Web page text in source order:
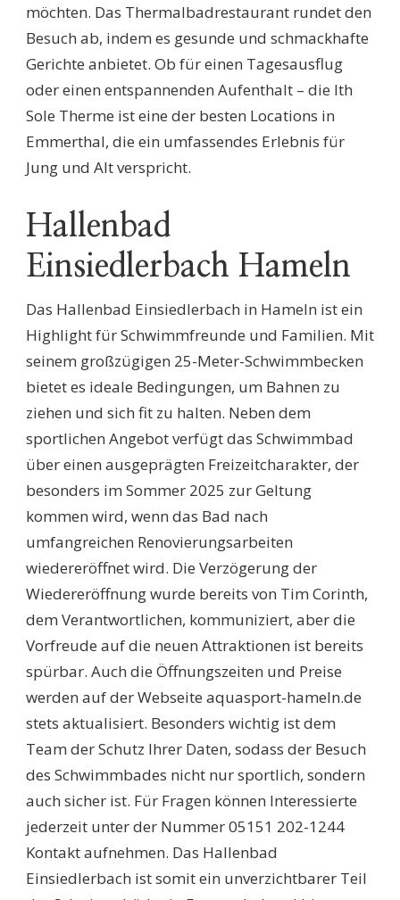
möchten. Das Thermalbadrestaurant rundet den
Besuch ab, indem es gesunde und schmackhafte
Gerichte anbietet. Ob für einen Tagesausflug
oder einen entspannenden Aufenthalt – die Ith
Sole Therme ist eine der besten Locations in
Emmerthal, die ein umfassendes Erlebnis für
Jung und Alt verspricht.
Hallenbad
Einsiedlerbach Hameln
Das Hallenbad Einsiedlerbach in Hameln ist ein
Highlight für Schwimmfreunde und Familien. Mit
seinem großzügigen 25-Meter-Schwimmbecken
bietet es ideale Bedingungen, um Bahnen zu
ziehen und sich fit zu halten. Neben dem
sportlichen Angebot verfügt das Schwimmbad
über einen ausgeprägten Freizeitcharakter, der
besonders im Sommer 2025 zur Geltung
kommen wird, wenn das Bad nach
umfangreichen Renovierungsarbeiten
wiedereröffnet wird. Die Verzögerung der
Wiedereröffnung wurde bereits von Tim Corinth,
dem Verantwortlichen, kommuniziert, aber die
Vorfreude auf die neuen Attraktionen ist bereits
spürbar. Auch die Öffnungszeiten und Preise
werden auf der Webseite aquasport-hameln.de
stets aktualisiert. Besonders wichtig ist dem
Team der Schutz Ihrer Daten, sodass der Besuch
des Schwimmbades nicht nur sportlich, sondern
auch sicher ist. Für Fragen können Interessierte
jederzeit unter der Nummer 05151 202-1244
Kontakt aufnehmen. Das Hallenbad
Einsiedlerbach ist somit ein unverzichtbarer Teil